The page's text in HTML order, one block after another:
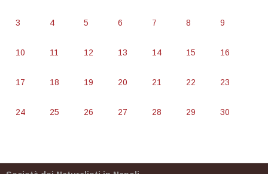
3 4 5 6 7 8 9
10 11 12 13 14 15 16
17 18 19 20 21 22 23
24 25 26 27 28 29 30